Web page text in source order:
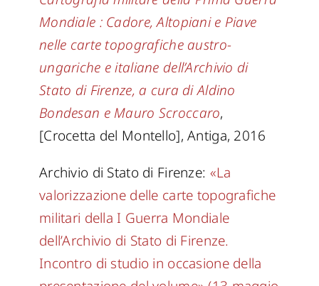
Mondiale : Cadore, Altopiani e Piave
nelle carte topografiche austro-
ungariche e italiane dell’Archivio di
Stato di Firenze, a cura di Aldino
Bondesan e Mauro Scroccaro,
[Crocetta del Montello], Antiga, 2016
Archivio di Stato di Firenze: «La
valorizzazione delle carte topografiche
militari della I Guerra Mondiale
dell’Archivio di Stato di Firenze.
Incontro di studio in occasione della